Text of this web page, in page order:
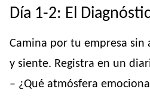
Día 1-2: El
Camina por tu empresa sin
y siente. Registra en un
– ¿Qué atmósfera